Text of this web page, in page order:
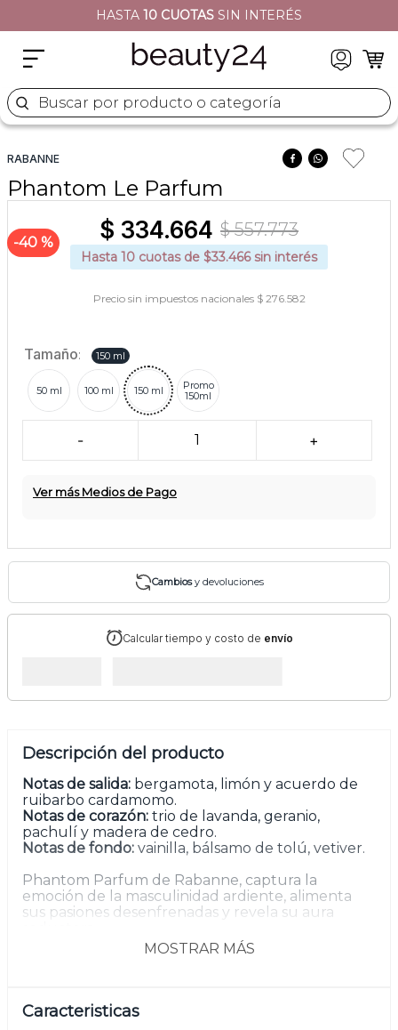
HASTA 10 CUOTAS SIN INTERÉS
Buscar por producto o categoría
RABANNE
Phantom Le Parfum
40 %
$ 557.773
$ 334.664
Hasta 10 cuotas de $33.466 sin interés
Precio sin impuestos nacionales $ 276.582
Tamaño: 150 ml
50 ml 100 ml 150 ml
Promo
150ml
- 1 +
Ver más Medios de Pago
Cambiosy devoluciones
Calcular tiempo y costo de envío
Descripción del producto
Notas de salida: bergamota, limón y acuerdo de
ruibarbo cardamomo.
Notas de corazón: trio de lavanda, geranio,
pachulí y madera de cedro.
Notas de fondo: vainilla, bálsamo de tolú, vetiver.
Phantom Parfum de Rabanne, captura la
emoción de la masculinidad ardiente, alimenta
sus pasiones desenfrenadas y revela su aura
vetiver.
MOSTRAR MÁS
Caracteristicas
naj oleari
5. versace